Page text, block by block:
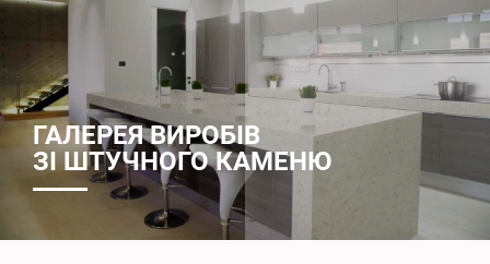
ГАЛЕРЕЯ ВИРОБІВ
ЗІ ШТУЧНОГО КАМЕНЮ